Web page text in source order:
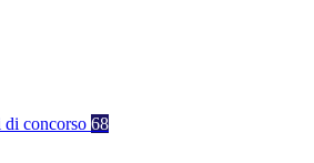
di concorso 68